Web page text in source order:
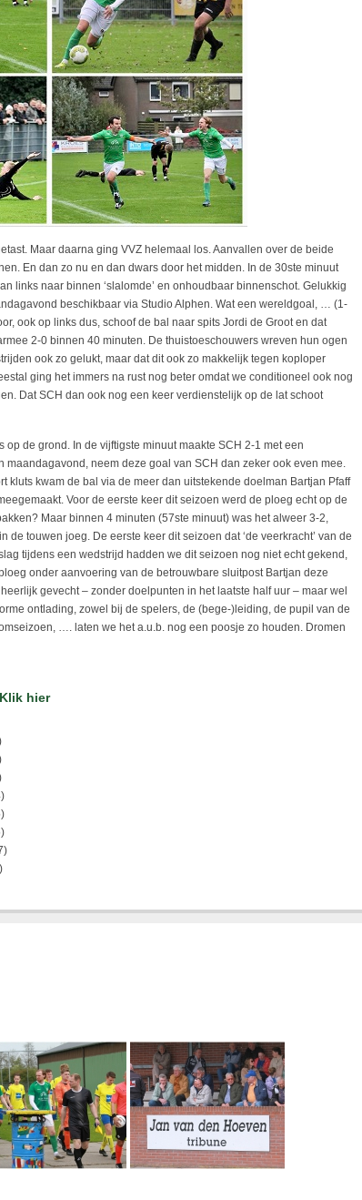
Maar daarna ging VVZ helemaal los. Aanvallen over de beide
En dan zo nu en dan dwars door het midden. In de 30ste minuut
links naar binnen ‘slalomde’ en onhoudbaar binnenschot. Gelukkig
beschikbaar via Studio Alphen. Wat een wereldgoal, … (1-
ook op links dus, schoof de bal naar spits Jordi de Groot en dat
2-0 binnen 40 minuten. De thuistoeschouwers wreven hun ogen
ook zo gelukt, maar dat dit ook zo makkelijk tegen koploper
ging het immers na rust nog beter omdat we conditioneel ook nog
Dat SCH dan ook nog een keer verdienstelijk op de lat schoot
de grond. In de vijftigste minuut maakte SCH 2-1 met een
neem deze goal van SCH dan zeker ook even mee.
kluts kwam de bal via de meer dan uitstekende doelman Bartjan Pfaff
Voor de eerste keer dit seizoen werd de ploeg echt op de
Maar binnen 4 minuten (57ste minuut) was het alweer 3-2,
touwen joeg. De eerste keer dit seizoen dat ‘de veerkracht’ van de
tijdens een wedstrijd hadden we dit seizoen nog niet echt gekend,
onder aanvoering van de betrouwbare sluitpost Bartjan deze
gevecht – zonder doelpunten in het laatste half uur – maar wel
ontlading, zowel bij de spelers, de (bege-)leiding, de pupil van de
…. laten we het a.u.b. nog een poosje zo houden. Dromen
Klik hier